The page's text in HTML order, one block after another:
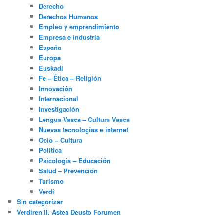
Derecho
Derechos Humanos
Empleo y emprendimiento
Empresa e industria
España
Europa
Euskadi
Fe – Ética – Religión
Innovación
Internacional
Investigación
Lengua Vasca – Cultura Vasca
Nuevas tecnologías e internet
Ocio – Cultura
Política
Psicología – Educación
Salud – Prevención
Turismo
Verdi
Sin categorizar
Verdiren II. Astea Deusto Forumen